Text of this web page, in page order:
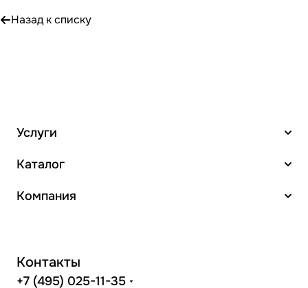
Назад к списку
Услуги
Каталог
Компания
Контакты
+7 (495) 025-11-35